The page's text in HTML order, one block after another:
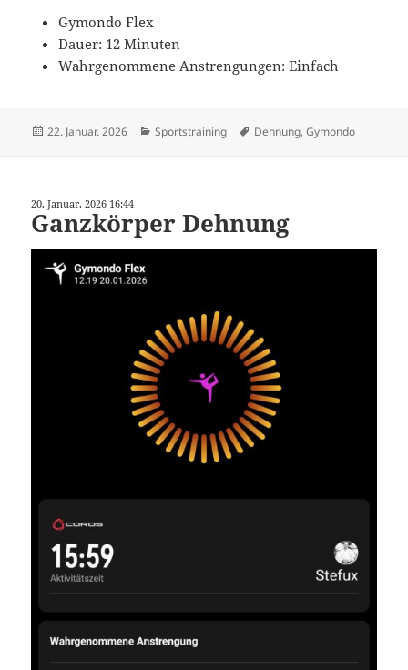
Gymondo Flex
Dauer: 12 Minuten
Wahrgenommene Anstrengungen: Einfach
Veröffentlicht
22. Januar. 2026 Kategorien
Sportstraining Schlagwörter
Dehnung,Gymondo
20. Januar. 2026 16:44
Ganzkörper Dehnung